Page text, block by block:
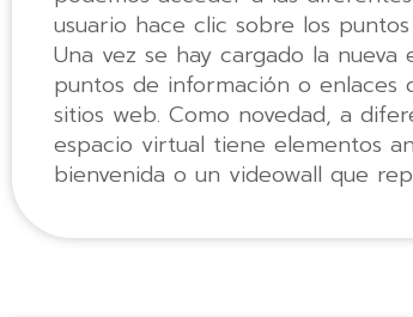
usuario hace clic sobre los
Una vez se hay cargado la nueva
puntos de información o enlaces
sitios web. Como novedad, a
espacio virtual tiene elementos
bienvenida o un videowall que